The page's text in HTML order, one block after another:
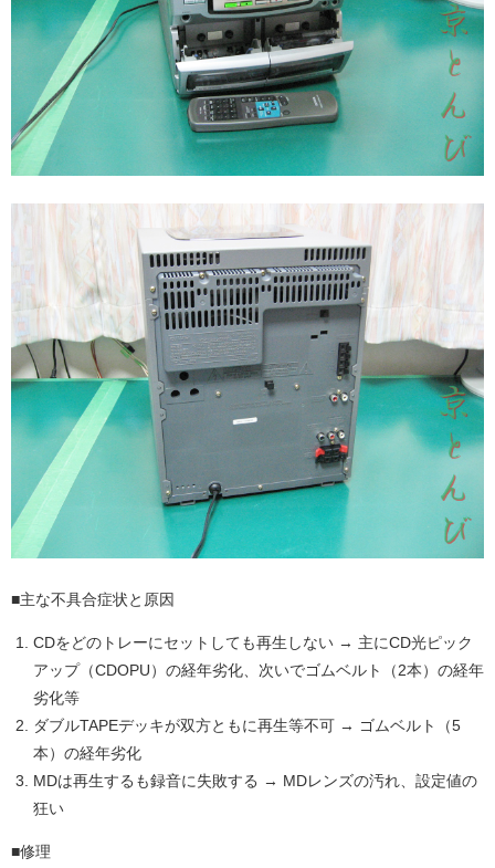
■主な不具合症状と原因
CDをどのトレーにセットしても再生しない → 主にCD光ピック
アップ（CDOPU）の経年劣化、次いでゴムベルト（2本）の経年
劣化等
ダブルTAPEデッキが双方ともに再生等不可 → ゴムベルト（5
本）の経年劣化
MDは再生するも録音に失敗する → MDレンズの汚れ、設定値の
狂い
■修理